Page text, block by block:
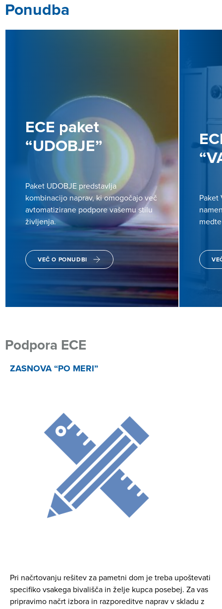
Ponudba
ECE paket
“UDOBJE”
Paket UDOBJE predstavlja
kombinacijo naprav, ki omogočajo več
avtomatizirane podpore vašemu stilu
življenja.
VEČ O PONUDBI
Paket
Podpora ECE
ZASNOVA “PO MERI”
Pri načrtovanju rešitev za pametni dom je treba upoštevati
specifiko vsakega bivališča in želje kupca posebej. Za vas
pripravimo načrt izbora in razporeditve naprav v skladu z